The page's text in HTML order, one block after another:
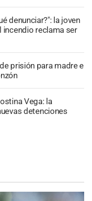
denunciar?": la joven
incendio reclama ser
prisión para madre e
Vega: la
detenciones